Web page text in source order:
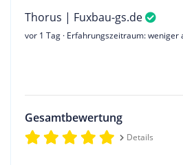
Thorus | Fuxbau-gs.de
vor 1 Tag · Erfahrungszeitraum: weniger
Gesamtbewertung
Details